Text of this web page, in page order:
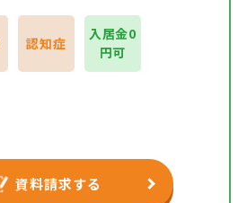
認知症
入居金0
円可
資料請求する